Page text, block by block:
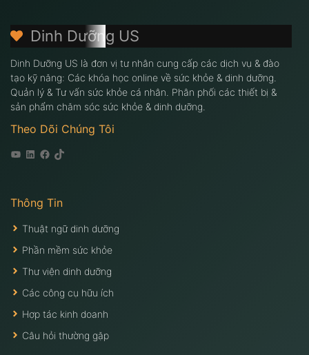
Dinh Dưỡng US
Dinh Dưỡng US là đơn vị tư nhân cung cấp các dịch vụ & đào
tạo kỹ năng: Các khóa học online về sức khỏe & dinh dưỡng.
Quản lý & Tư vấn sức khỏe cá nhân. Phân phối các thiết bị &
sản phẩm chăm sóc sức khỏe & dinh dưỡng.
Theo Dõi Chúng Tôi
Youtube
Linkedin
Facebook
Tiktok
Thông Tin
Thuật ngữ dinh dưỡng
Phần mềm sức khỏe
Thư viện dinh dưỡng
Các công cụ hữu ích
Hợp tác kinh doanh
Câu hỏi thường gặp